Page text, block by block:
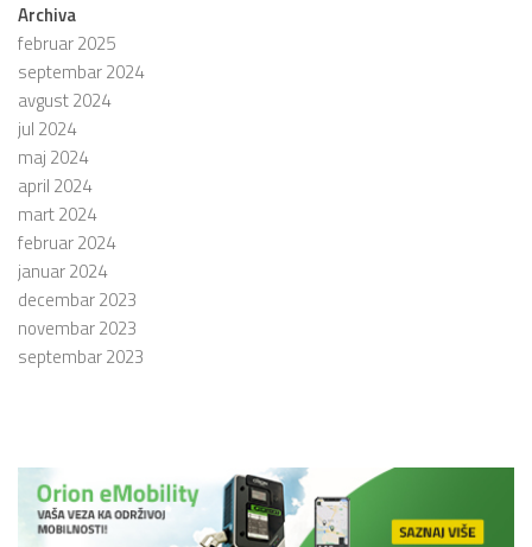
Archiva
februar 2025
septembar 2024
avgust 2024
jul 2024
maj 2024
april 2024
mart 2024
februar 2024
januar 2024
decembar 2023
novembar 2023
septembar 2023